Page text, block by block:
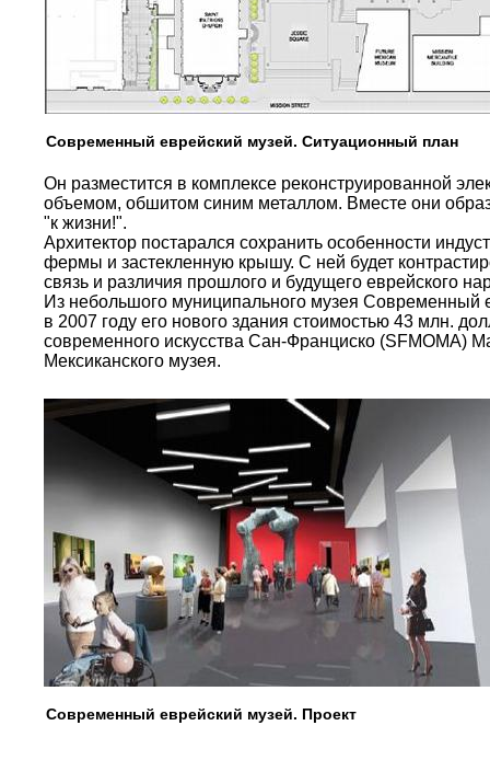
Современный еврейский музей. Ситуационный план
Он разместится в комплексе реконструированной
объемом, обшитом синим металлом. Вместе они
"к жизни!".
Архитектор постарался сохранить особенности
фермы и застекленную крышу. С ней будет
связь и различия прошлого и будущего еврейского
Из небольшого муниципального музея Современный
в 2007 году его нового здания стоимостью 43 млн.
современного искусства Сан-Франциско (SFMOMA)
Мексиканского музея.
Современный еврейский музей. Проект